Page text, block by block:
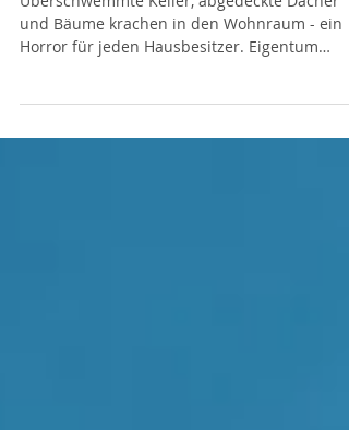
Deutschland
Überschwemmte Keller, abgedeckte Dächer
Horror für jeden Hausbesitzer. Eigentum